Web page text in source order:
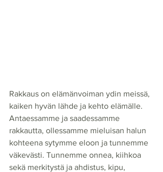
Rakkaus on elämänvoiman ydin meissä,
kaiken hyvän lähde ja kehto elämälle.
Antaessamme ja saadessamme
rakkautta, ollessamme mieluisan halun
kohteena sytymme eloon ja tunnemme
väkevästi. Tunnemme onnea, kiihkoa
sekä merkitystä ja ahdistus, kipu,